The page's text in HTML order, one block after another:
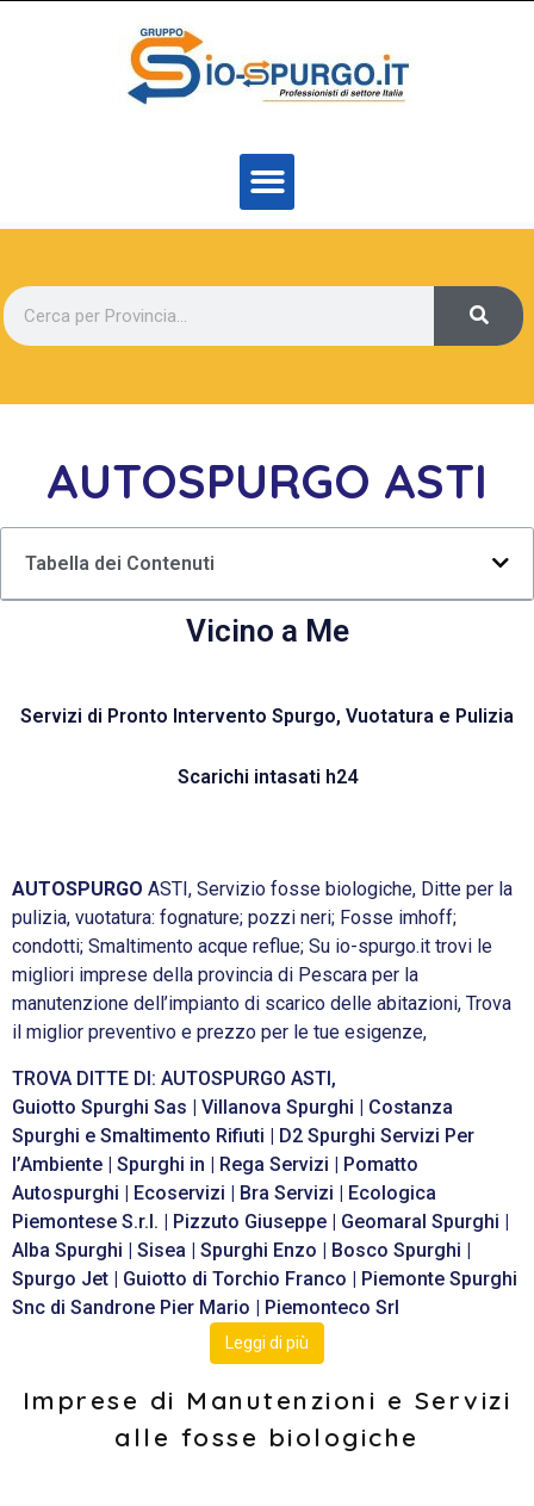
AUTOSPURGO ASTI
Tabella dei Contenuti
Vicino a Me
Servizi di Pronto Intervento Spurgo, Vuotatura e Pulizia
Scarichi intasati h24
AUTOSPURGO ASTI, Servizio fosse biologiche, Ditte per la
pulizia, vuotatura: fognature; pozzi neri; Fosse imhoff;
condotti; Smaltimento acque reflue; Su io-spurgo.it trovi le
migliori imprese della provincia di Pescara per la
manutenzione dell’impianto di scarico delle abitazioni, Trova
il miglior preventivo e prezzo per le tue esigenze,
TROVA DITTE DI: AUTOSPURGO ASTI,
Guiotto Spurghi Sas | Villanova Spurghi | Costanza
Spurghi e Smaltimento Rifiuti | D2 Spurghi Servizi Per
l’Ambiente | Spurghi in | Rega Servizi | Pomatto
Autospurghi | Ecoservizi | Bra Servizi | Ecologica
Piemontese S.r.l. | Pizzuto Giuseppe | Geomaral Spurghi |
Alba Spurghi | Sisea | Spurghi Enzo | Bosco Spurghi |
Spurgo Jet | Guiotto di Torchio Franco | Piemonte Spurghi
Snc di Sandrone Pier Mario | Piemonteco Srl
Leggi di più
Imprese di Manutenzioni e Servizi
alle fosse biologiche